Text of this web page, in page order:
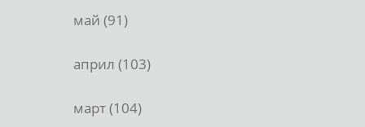
май (91)
април (103)
март (104)